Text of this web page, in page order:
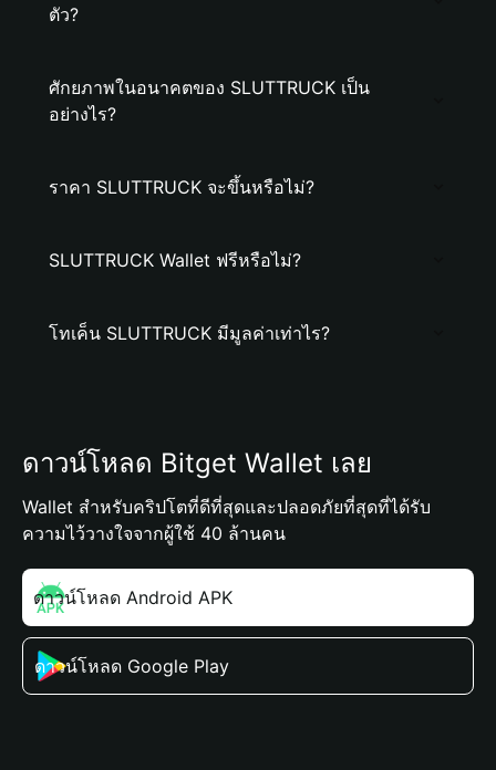
ตัว?
ศักยภาพในอนาคตของ SLUTTRUCK เป็น
อย่างไร?
ราคา SLUTTRUCK จะขึ้นหรือไม่?
SLUTTRUCK Wallet ฟรีหรือไม่?
โทเค็น SLUTTRUCK มีมูลค่าเท่าไร?
ดาวน์โหลด Bitget Wallet เลย
Wallet สำหรับคริปโตที่ดีที่สุดและปลอดภัยที่สุดที่ได้รับ
ความไว้วางใจจากผู้ใช้ 40 ล้านคน
ดาวน์โหลด Android APK
ดาวน์โหลด Google Play